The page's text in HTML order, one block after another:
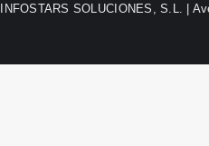
INFOSTARS SOLUCIONES, S.L. |